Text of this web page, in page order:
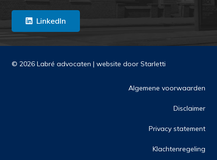
LinkedIn
© 2026 Labré advocaten | website door Starletti
Algemene voorwaarden
Disclaimer
Privacy statement
Klachtenregeling